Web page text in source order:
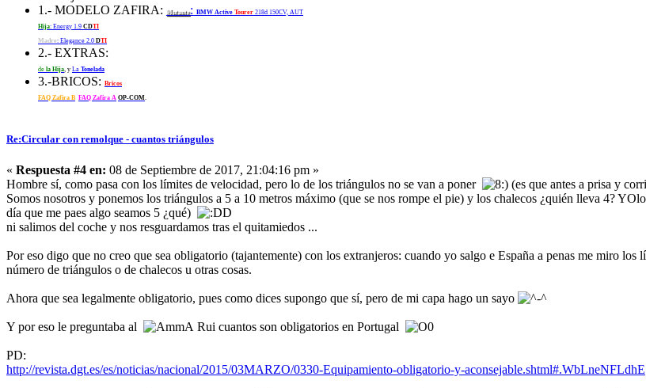
1.- MODELO ZAFIRA:
Mutante: BMW Active Tourer 218d 150CV, AUT
Hija: Energy 1.9 CDTI
Madre: Elegance 2.0 DTI
2.- EXTRAS:
de la Hija , y La Tonelada
3.-BRICOS: Bricos
FAQ Zafira B FAQ Zafira A OP-COM
Re:Circular con remolque - cuantos triángulos
« Respuesta #4 en: 08 de Septiembre de 2017, 21:04:16 pm »
Hombre sí, como pasa con los límites de velocidad, pero lo de los triángulos no se van a poner
(es que antes a prisa y
Somos nosotros y ponemos los triángulos a 5 a 10 metros máximo (que se nos rompe el pie) y los chalecos ¿quién lleva 4?
día que me paes algo seamos 5 ¿qué)
ni salimos del coche y nos resguardamos tras el quitamiedos ...
Por eso digo que no creo que sea obligatorio (tajantemente) con los extranjeros: cuando yo salgo e España a penas me miro los
número de triángulos o de chalecos u otras cosas.
Ahora que sea legalmente obligatorio, pues como dices supongo que sí, pero de mi capa hago un sayo
Y por eso le preguntaba al Rui cuantos son obligatorios en Portugal
PD:
http://revista.dgt.es/es/noticias/nacional/2015/03MARZO/0330-Equipamiento-obligatorio-y-aconsejable.shtml#.WbLneNFLdhE